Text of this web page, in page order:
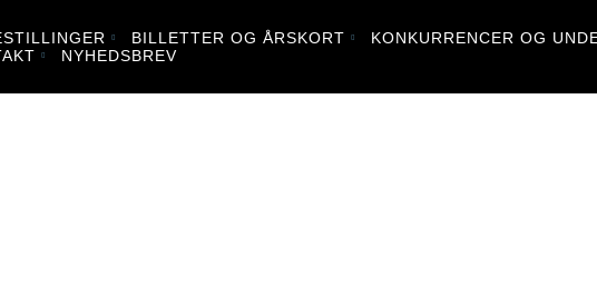
BILLETTER OG ÅRSKORT KONKURRENCER OG
NYHEDSBREV